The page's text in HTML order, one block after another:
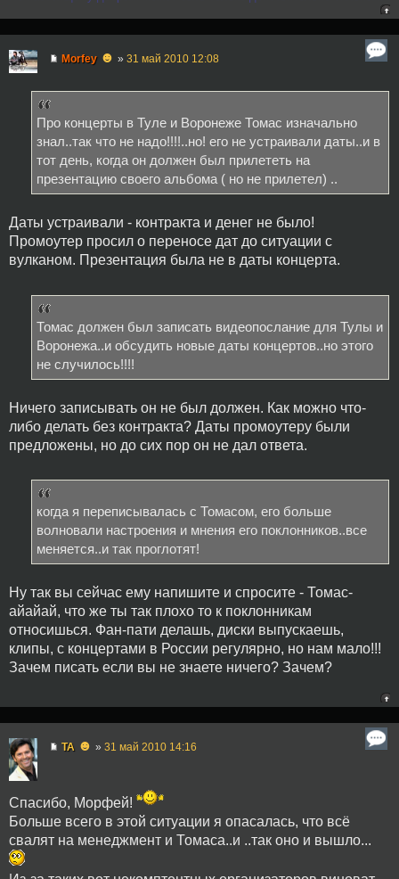
Morfey ☻ » 31 май 2010 12:08
Про концерты в Туле и Воронеже Томас изначально
знал..так что не надо!!!!..но! его не устраивали даты..и в
тот день, когда он должен был прилететь на
презентацию своего альбома ( но не прилетел) ..
Даты устраивали - контракта и денег не было!
Промоутер просил о переносе дат до ситуации с
вулканом. Презентация была не в даты концерта.
Томас должен был записать видеопослание для Тулы и
Воронежа..и обсудить новые даты концертов..но этого
не случилось!!!!
Ничего записывать он не был должен. Как можно что-
либо делать без контракта? Даты промоутеру были
предложены, но до сих пор он не дал ответа.
когда я переписывалась с Томасом, его больше
волновали настроения и мнения его поклонников..все
меняется..и так проглотят!
Ну так вы сейчас ему напишите и спросите - Томас-
айайай, что же ты так плохо то к поклонникам
относишься. Фан-пати делашь, диски выпускаешь,
клипы, с концертами в России регулярно, но нам мало!!!
Зачем писать если вы не знаете ничего? Зачем?
TA ☻ » 31 май 2010 14:16
Спасибо, Морфей!
Больше всего в этой ситуации я опасалась, что всё
свалят на менеджмент и Томаса..и ..так оно и вышло...